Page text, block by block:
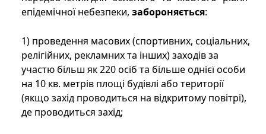
епідемічної небезпеки, забороняється:
1) проведення масових (спортивних, соціальних,
релігійних, рекламних та інших) заходів за
участю більш як 220 осіб та більше однієї особи
на 10 кв. метрів площі будівлі або території
(якщо захід проводиться на відкритому повітрі),
де проводиться захід;